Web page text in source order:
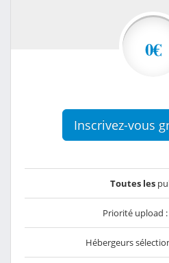
0€
Inscrivez-vous
Toutes les
Priorité upload :
Hébergeurs